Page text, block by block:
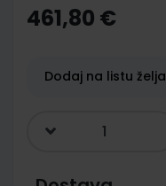
the
beginning
gallery
461,80 €
Dodaj na listu želja